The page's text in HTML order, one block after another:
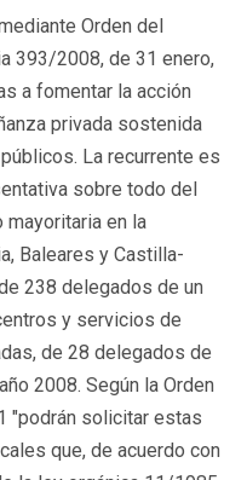
Orden del
393/2008, de 31 enero,
a fomentar la acción
privada sostenida
La recurrente es
sobre todo del
en la
Baleares y Castilla-
238 delegados de un
y servicios de
de 28 delegados de
2008. Según la Orden
"podrán solicitar estas
que, de acuerdo con